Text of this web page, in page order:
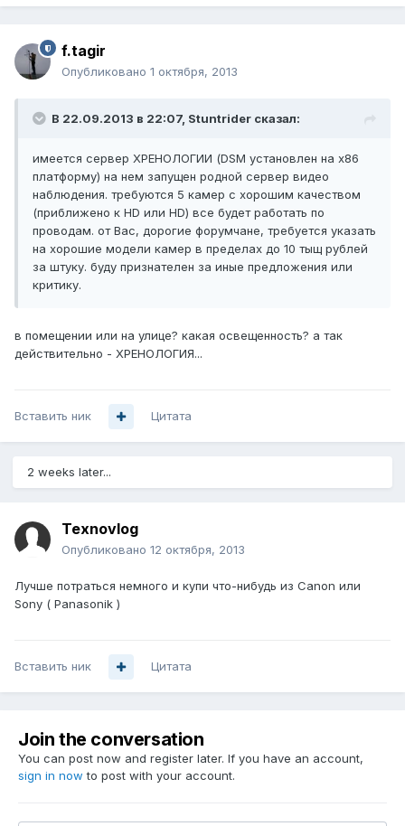
f.tagir
Опубликовано 1 октября, 2013
В 22.09.2013 в 22:07, Stuntrider сказал:
имеется сервер ХРЕНОЛОГИИ (DSM установлен на х86
платформу) на нем запущен родной сервер видео
наблюдения. требуются 5 камер с хорошим качеством
(приближено к HD или HD) все будет работать по
проводам. от Вас, дорогие форумчане, требуется указать
на хорошие модели камер в пределах до 10 тыщ рублей
за штуку. буду признателен за иные предложения или
критику.
в помещении или на улице? какая освещенность? а так
действительно - ХРЕНОЛОГИЯ...
Вставить ник Цитата
2 weeks later...
Texnovlog
Опубликовано 12 октября, 2013
Лучше потраться немного и купи что-нибудь из Canon или
Sony ( Panasonik )
Вставить ник Цитата
Join the conversation
You can post now and register later. If you have an account,
sign in now to post with your account.